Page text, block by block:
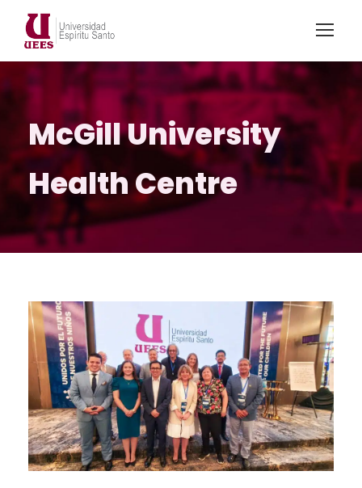
McGill University
Health Centre